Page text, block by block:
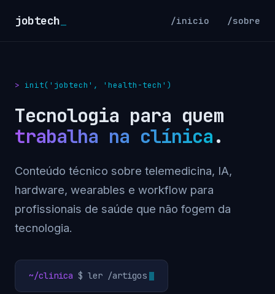
jobtech_ /inicio /sobre
init('jobtech', 'health-tech')
Tecnologia para quem
trabalha na clínica.
Conteúdo técnico sobre telemedicina, IA,
hardware, wearables e workflow para
profissionais de saúde que não fogem da
tecnologia.
~/clinica $ ler /artigos